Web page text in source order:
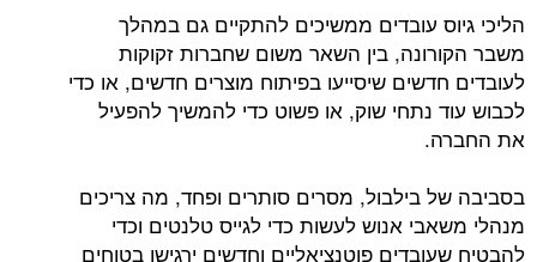
הליכי גיוס עובדים ממשיכים להתקיים גם במהלך
משבר הקורונה, בין השאר משום שחברות זקוקות
לעובדים חדשים שיסייעו בפיתוח מוצרים חדשים, או כדי
לכבוש עוד נתחי שוק, או פשוט כדי להמשיך להפעיל
את החברה.
בסביבה של בילבול, מסרים סותרים ופחד, מה צריכים
מנהלי משאבי אנוש לעשות כדי לגייס טלנטים וכדי
להבטיח שעובדים פוטנציאליים וחדשים ירגישו בטוחים